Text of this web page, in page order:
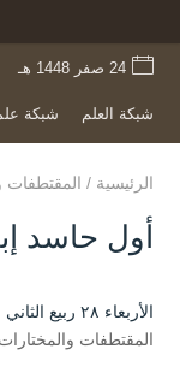
24 صفر 1448 هـ
شبكة العلم شبكة
الرئيسية / المقتطفات
أول حاسد
الأربعاء ۲۸ ربيع الثاني ۱٤٤۱ هـ الموافق ۲۵ ديسمبر ۲۰۱۹ مـ |
المقتطفات والمختارات